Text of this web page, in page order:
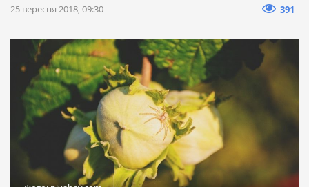
25 вересня 2018, 09:30 391